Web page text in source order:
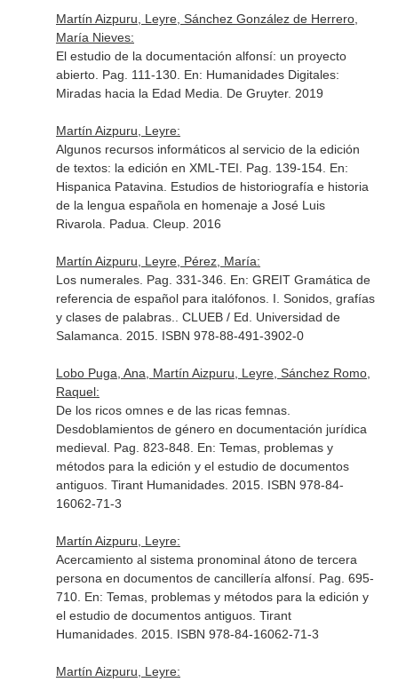
Martín Aizpuru, Leyre, Sánchez González de Herrero,
María Nieves:
El estudio de la documentación alfonsí: un proyecto
abierto. Pag. 111-130. En: Humanidades Digitales:
Miradas hacia la Edad Media . De Gruyter. 2019
Martín Aizpuru, Leyre:
Algunos recursos informáticos al servicio de la edición
de textos: la edición en XML-TEI. Pag. 139-154. En:
Hispanica Patavina. Estudios de historiografía e historia
de la lengua española en homenaje a José Luis
Rivarola . Padua. Cleup. 2016
Martín Aizpuru, Leyre, Pérez, María:
Los numerales. Pag. 331-346. En: GREIT Gramática de
referencia de español para italófonos. I. Sonidos, grafías
y clases de palabras.
. CLUEB / Ed. Universidad de
Salamanca. 2015. ISBN 978-88-491-3902-0
Lobo Puga, Ana, Martín Aizpuru, Leyre, Sánchez Romo,
Raquel:
De los ricos omnes e de las ricas femnas.
Desdoblamientos de género en documentación jurídica
medieval. Pag. 823-848. En: Temas, problemas y
métodos para la edición y el estudio de documentos
antiguos. Tirant Humanidades. 2015. ISBN 978-84-
16062-71-3
Martín Aizpuru, Leyre:
Acercamiento al sistema pronominal átono de tercera
persona en documentos de cancillería alfonsí. Pag. 695-
710. En: Temas, problemas y métodos para la edición y
el estudio de documentos antiguos. Tirant
Humanidades. 2015. ISBN 978-84-16062-71-3
Martín Aizpuru, Leyre: